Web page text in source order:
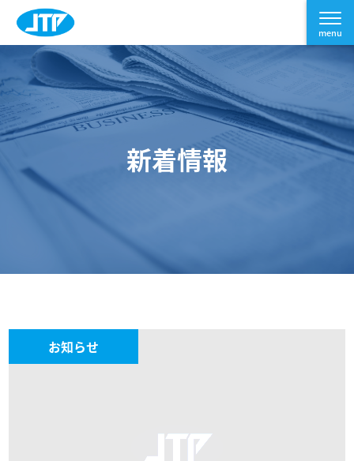
新着情報
お知らせ